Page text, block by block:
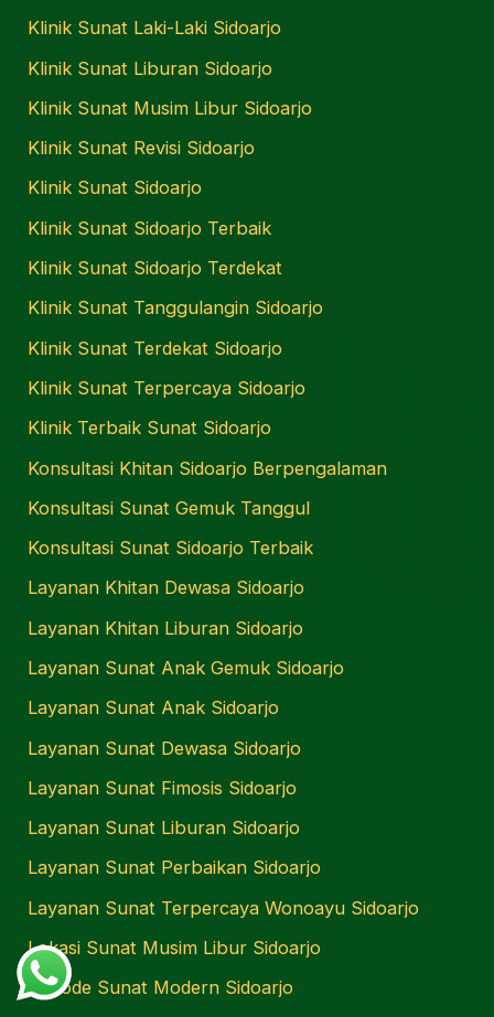
Klinik Sunat Laki-Laki Sidoarjo
Klinik Sunat Liburan Sidoarjo
Klinik Sunat Musim Libur Sidoarjo
Klinik Sunat Revisi Sidoarjo
Klinik Sunat Sidoarjo
Klinik Sunat Sidoarjo Terbaik
Klinik Sunat Sidoarjo Terdekat
Klinik Sunat Tanggulangin Sidoarjo
Klinik Sunat Terdekat Sidoarjo
Klinik Sunat Terpercaya Sidoarjo
Klinik Terbaik Sunat Sidoarjo
Konsultasi Khitan Sidoarjo Berpengalaman
Konsultasi Sunat Gemuk Tanggul
Konsultasi Sunat Sidoarjo Terbaik
Layanan Khitan Dewasa Sidoarjo
Layanan Khitan Liburan Sidoarjo
Layanan Sunat Anak Gemuk Sidoarjo
Layanan Sunat Anak Sidoarjo
Layanan Sunat Dewasa Sidoarjo
Layanan Sunat Fimosis Sidoarjo
Layanan Sunat Liburan Sidoarjo
Layanan Sunat Perbaikan Sidoarjo
Layanan Sunat Terpercaya Wonoayu Sidoarjo
Lokasi Sunat Musim Libur Sidoarjo
Metode Sunat Modern Sidoarjo